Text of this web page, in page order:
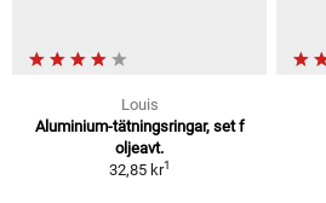
Louis
Aluminium-tätningsringar, set f
oljeavt.
32,85 kr1